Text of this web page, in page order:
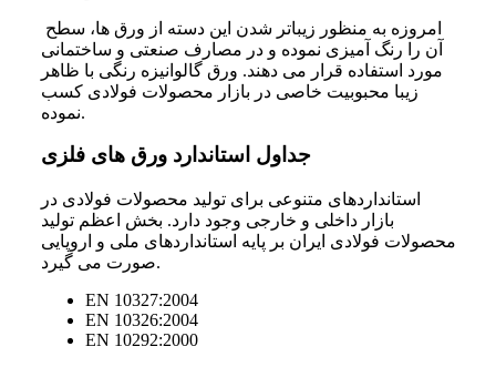
آن را رنگ آمیزی نموده و در مصارف صنعتی و ساختمانی
مورد استفاده قرار می دهند. ورق گالوانیزه رنگی با ظاهر
زیبا محبوبیت خاصی در بازار محصولات فولادی کسب
نموده.
جداول استاندارد ورق های فلزی
استانداردهای متنوعی برای تولید محصولات فولادی در
بازار داخلی و خارجی وجود دارد. بخش اعظم تولید
محصولات فولادی ایران بر پایه استانداردهای ملی و اروپایی
صورت می گیرد.
EN 10327:2004
EN 10326:2004
EN 10292:2000